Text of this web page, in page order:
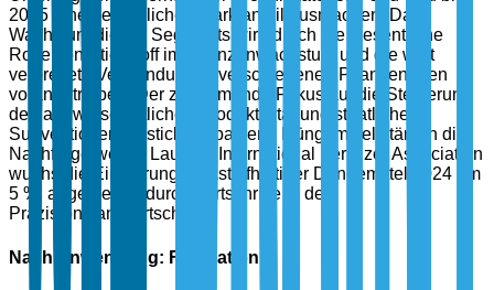
2025 einen erheblichen Marktanteil ausmachen. Das
Wachstum dieses Segments wird durch die wesentliche
Rolle von Stickstoff im Pflanzenwachstum und die weit
verbreitete Verwendung in verschiedenen Pflanzenarten
vorangetrieben. Der zunehmende Fokus auf die Steigerung
der landwirtschaftlichen Produktivität und staatliche
Subventionen für stickstoffbasierte Düngemittel stärken die
Nachfrage weiter. Laut der International Fertilizer Association
wuchs die Einführung stickstoffhaltiger Düngemittel 2024 um
5 %, angetrieben durch Fortschritte in der
Präzisionslandwirtschaft.
Nach Anwendung: Fertigation